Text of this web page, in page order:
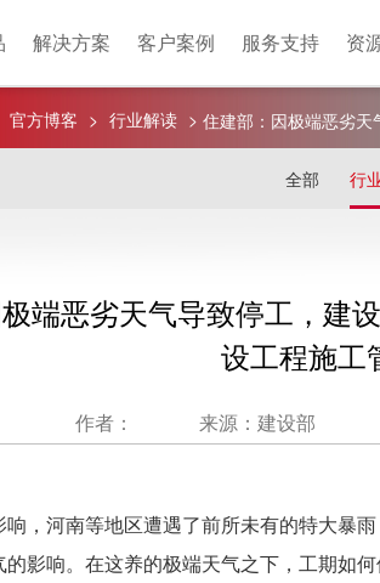
解决方案 客户案例 服务支持 资
官方博客 > 行业解读 > 住建部：因极端恶劣
全部 行
端恶劣天气导致停工，建
设工程施工
作者： 来源：建设部
，河南等地区遭遇了前所未有的特大暴
影响。在这养的极端天气之下，工期如何